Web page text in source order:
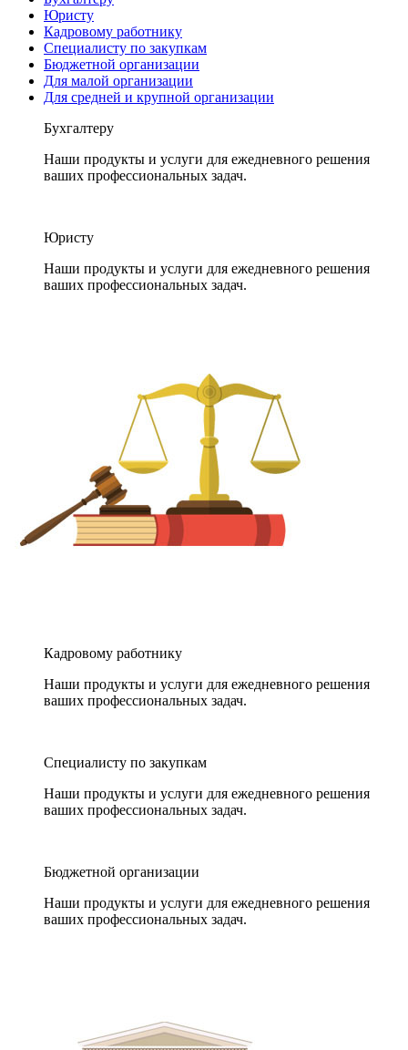
Юристу
Кадровому работнику
Специалисту по закупкам
Бюджетной организации
Для малой организации
Для средней и крупной организации
Бухгалтеру
Наши продукты и услуги для ежедневного решения
ваших профессиональных задач.
Юристу
Наши продукты и услуги для ежедневного решения
ваших профессиональных задач.
Кадровому работнику
Наши продукты и услуги для ежедневного решения
ваших профессиональных задач.
Специалисту по закупкам
Наши продукты и услуги для ежедневного решения
ваших профессиональных задач.
Бюджетной организации
Наши продукты и услуги для ежедневного решения
ваших профессиональных задач.